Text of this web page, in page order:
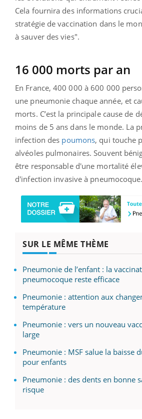
Cela fournira des informations
stratégie de vaccination dans le
à sauver des vies".
16 000 morts par an
En France, 400 000 à 600 000
une pneumonie chaque année, et
morts. C’est la principale cause de
moins de 5 ans dans le monde. La
infection des poumons, qui touche
alvéoles pulmonaires. Souvent
être responsable d'une mortalité
d'infection invasive à pneumocoque.
SUR LE MÊME THÈME
Pneumonie de l’enfant : la
pneumocoque reste efficace
Pneumonie : attention aux
température
Pneumonie : vers un nouveau
large
Pneumonie : MSF salue la baisse
pour enfants
Pneumonie : des dents en bonne
risque